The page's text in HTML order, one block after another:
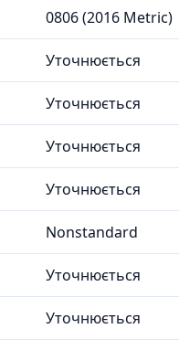
0806 (2016 Metric)
Уточнюється
Уточнюється
Уточнюється
Уточнюється
Nonstandard
Уточнюється
Уточнюється